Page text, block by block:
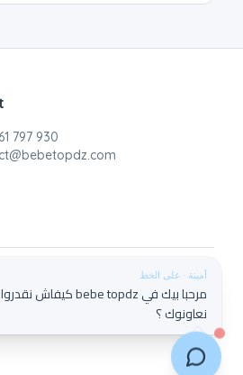
أمينة · على الخط
مرحبا بيك في bebe topdz كيفاش نقدروا
نعاونوك ؟
797 930